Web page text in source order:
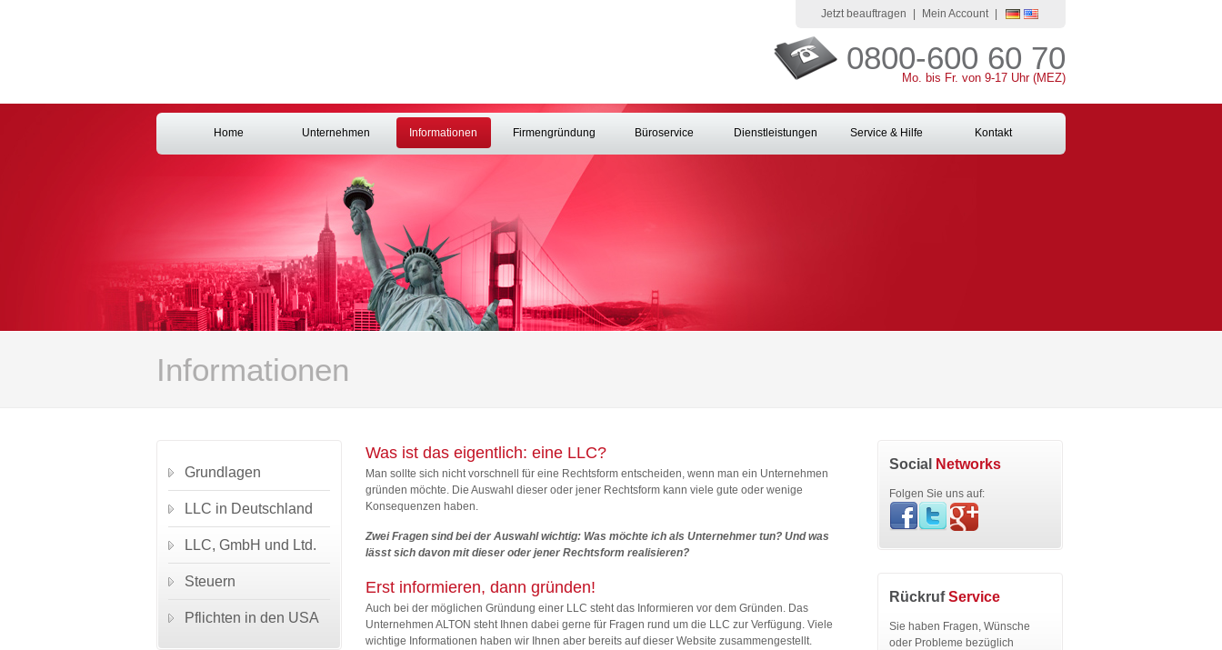
0800-600 60 70
Mo. bis Fr. von 9-17 Uhr (MEZ)
Jetzt beauftragen Mein Account
Home Unternehmen Informationen Firmengründung Büroservice Dienstleistungen Service & Hilfe Kontakt
Informationen
Was ist das eigentlich: eine LLC?
Man sollte sich nicht vorschnell für eine Rechtsform entscheiden, wenn man ein Unternehmen
gründen möchte. Die Auswahl dieser oder jener Rechtsform kann viele gute oder wenige
Konsequenzen haben.
Zwei Fragen sind bei der Auswahl wichtig: Was möchte ich als Unternehmer tun? Und was
lässt sich davon mit dieser oder jener Rechtsform realisieren?
Erst informieren, dann gründen!
Auch bei der möglichen Gründung einer LLC steht das Informieren vor dem Gründen. Das
Unternehmen ALTON steht Ihnen dabei gerne für Fragen rund um die LLC zur Verfügung. Viele
wichtige Informationen haben wir Ihnen aber bereits auf dieser Website zusammengestellt.
Grundlagen
LLC in Deutschland
LLC, GmbH und Ltd.
Steuern
Pflichten in den USA
Social Networks
Folgen Sie uns auf:
RückrufService
Sie haben Fragen, Wünsche
oder Probleme bezüglich